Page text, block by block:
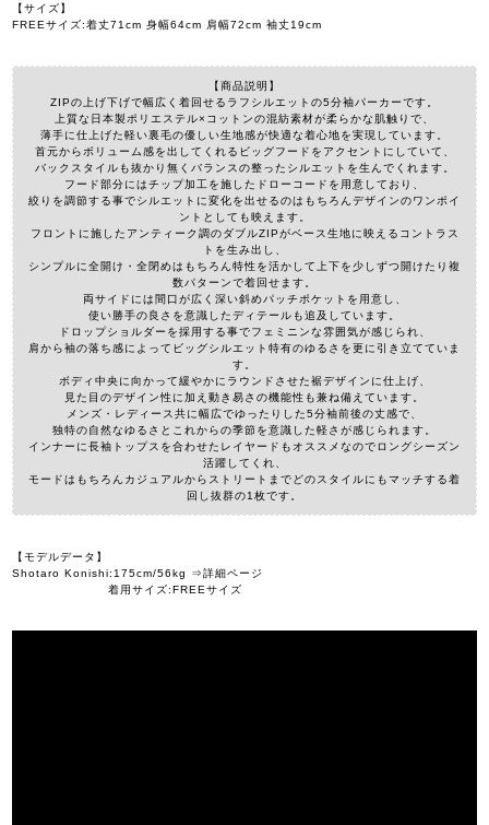
【サイズ】
FREEサイズ:着丈71cm 身幅64cm 肩幅72cm 袖丈19cm
【商品説明】
ZIPの上げ下げで幅広く着回せるラフシルエットの5分袖パーカーです。
上質な日本製ポリエステル×コットンの混紡素材が柔らかな肌触りで、
薄手に仕上げた軽い裏毛の優しい生地感が快適な着心地を実現しています。
首元からボリューム感を出してくれるビッグフードをアクセントにしていて、
バックスタイルも抜かり無くバランスの整ったシルエットを生んでくれます。
フード部分にはチップ加工を施したドローコードを用意しており、
絞りを調節する事でシルエットに変化を出せるのはもちろんデザインのワンポイ
ントとしても映えます。
フロントに施したアンティーク調のダブルZIPがベース生地に映えるコントラス
トを生み出し、
シンプルに全開け・全閉めはもちろん特性を活かして上下を少しずつ開けたり複
数パターンで着回せます。
両サイドには間口が広く深い斜めパッチポケットを用意し、
使い勝手の良さを意識したディテールも追及しています。
ドロップショルダーを採用する事でフェミニンな雰囲気が感じられ、
肩から袖の落ち感によってビッグシルエット特有のゆるさを更に引き立てていま
す。
ボディ中央に向かって緩やかにラウンドさせた裾デザインに仕上げ、
見た目のデザイン性に加え動き易さの機能性も兼ね備えています。
メンズ・レディース共に幅広でゆったりした5分袖前後の丈感で、
独特の自然なゆるさとこれからの季節を意識した軽さが感じられます。
インナーに長袖トップスを合わせたレイヤードもオススメなのでロングシーズン
活躍してくれ、
モードはもちろんカジュアルからストリートまでどのスタイルにもマッチする着
回し抜群の1枚です。
【モデルデータ】
Shotaro Konishi:175cm/56kg ⇒詳細ページ
着用サイズ:FREEサイズ